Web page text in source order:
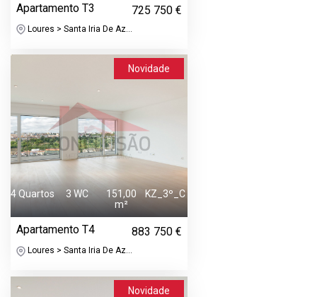
Apartamento T3 725 750 €
Loures > Santa Iria De Az...
Novidade
4 Quartos 3 WC
151,00
m²
KZ_3º_C
Apartamento T4 883 750 €
Loures > Santa Iria De Az...
Novidade